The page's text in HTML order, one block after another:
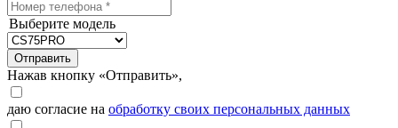
Выберите модель
Отправить
Нажав кнопку «Отправить»,
даю согласие на обработку своих персональных данных